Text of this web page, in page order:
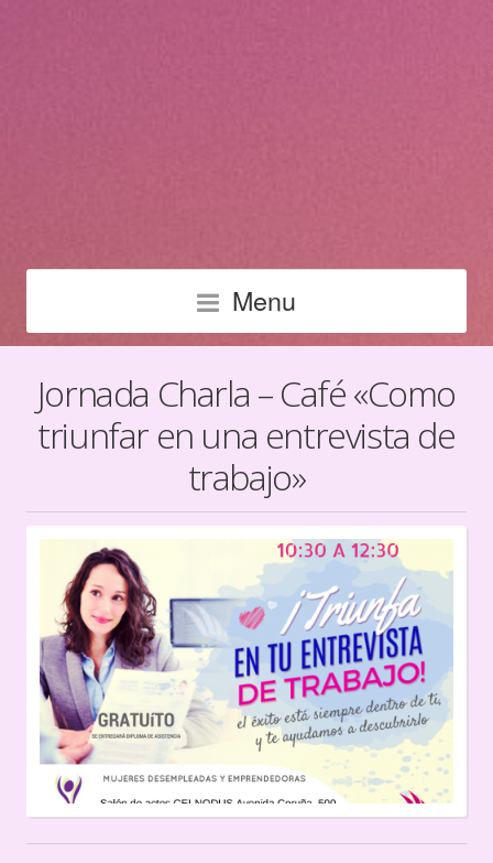
Menu
Jornada Charla – Café «Como
triunfar en una entrevista de
trabajo»